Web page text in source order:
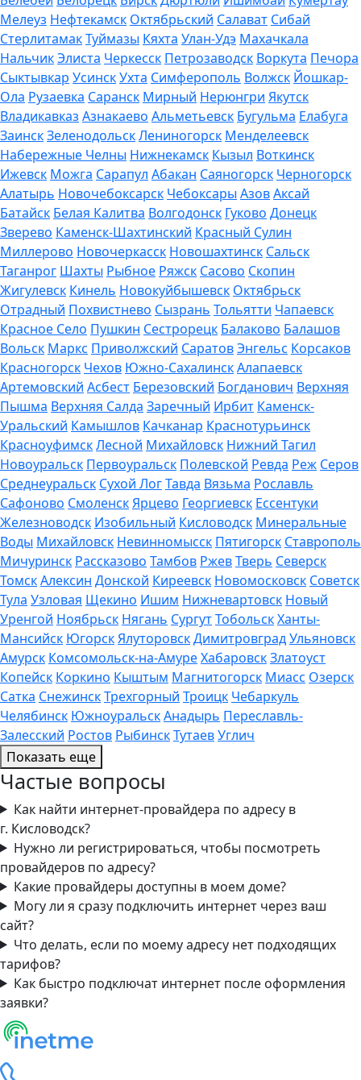
Мелеуз Нефтекамск Октябрьский Салават Сибай
СтерлитамакТуймазы Кяхта Улан-Удэ Махачкала
НальчикЭлиста Черкесск Петрозаводск Воркута Печора
Сыктывкар УсинскУхта Симферополь Волжск Йошкар-
Ола Рузаевка Саранск Мирный Нерюнгри Якутск
Владикавказ Азнакаево Альметьевск Бугульма Елабуга
ЗаинскЗеленодольскЛениногорск Менделеевск
Набережные Челны Нижнекамск Кызыл Воткинск
Ижевск Можга Сарапул Абакан Саяногорск Черногорск
Алатырь Новочебоксарск Чебоксары АзовАксай
Батайск Белая Калитва Волгодонск Гуково Донецк
Зверево Каменск-Шахтинский Красный Сулин
Миллерово Новочеркасск Новошахтинск Сальск
Таганрог Шахты Рыбное Ряжск Сасово Скопин
Жигулевск Кинель Новокуйбышевск Октябрьск
Отрадный Похвистнево Сызрань Тольятти Чапаевск
Красное Село Пушкин Сестрорецк Балаково Балашов
Вольск Маркс Приволжский СаратовЭнгельс Корсаков
Красногорск Чехов Южно-СахалинскАлапаевск
Артемовский Асбест Березовский Богданович Верхняя
Пышма Верхняя Салда Заречный Ирбит Каменск-
Уральский Камышлов Качканар Краснотурьинск
КрасноуфимскЛесной Михайловск Нижний Тагил
Новоуральск Первоуральск Полевской Ревда Реж Серов
Среднеуральск Сухой ЛогТавда Вязьма Рославль
Сафоново СмоленскЯрцево Георгиевск Ессентуки
Железноводск Изобильный Кисловодск Минеральные
Воды Михайловск Невинномысск Пятигорск Ставрополь
Мичуринск Рассказово Тамбов РжевТверь Северск
ТомскАлексин Донской Киреевск Новомосковск Советск
Тула Узловая Щекино Ишим Нижневартовск Новый
Уренгой Ноябрьск Нягань СургутТобольскХанты-
Мансийск ЮгорскЯлуторовскДимитровградУльяновск
Амурск Комсомольск-на-АмуреХабаровскЗлатоуст
Копейск Коркино Кыштым Магнитогорск Миасс Озерск
Сатка СнежинскТрехгорный Троицк Чебаркуль
Челябинск ЮжноуральскАнадырь Переславль-
Залесский Ростов РыбинскТутаевУглич
Показать еще
Частые вопросы
Как найти интернет-провайдера по адресу в
г. Кисловодск?
Нужно ли регистрироваться, чтобы посмотреть
провайдеров по адресу?
Какие провайдеры доступны в моем доме?
Могу ли я сразу подключить интернет через ваш
сайт?
Что делать, если по моему адресу нет подходящих
тарифов?
Как быстро подключат интернет после оформления
заявки?